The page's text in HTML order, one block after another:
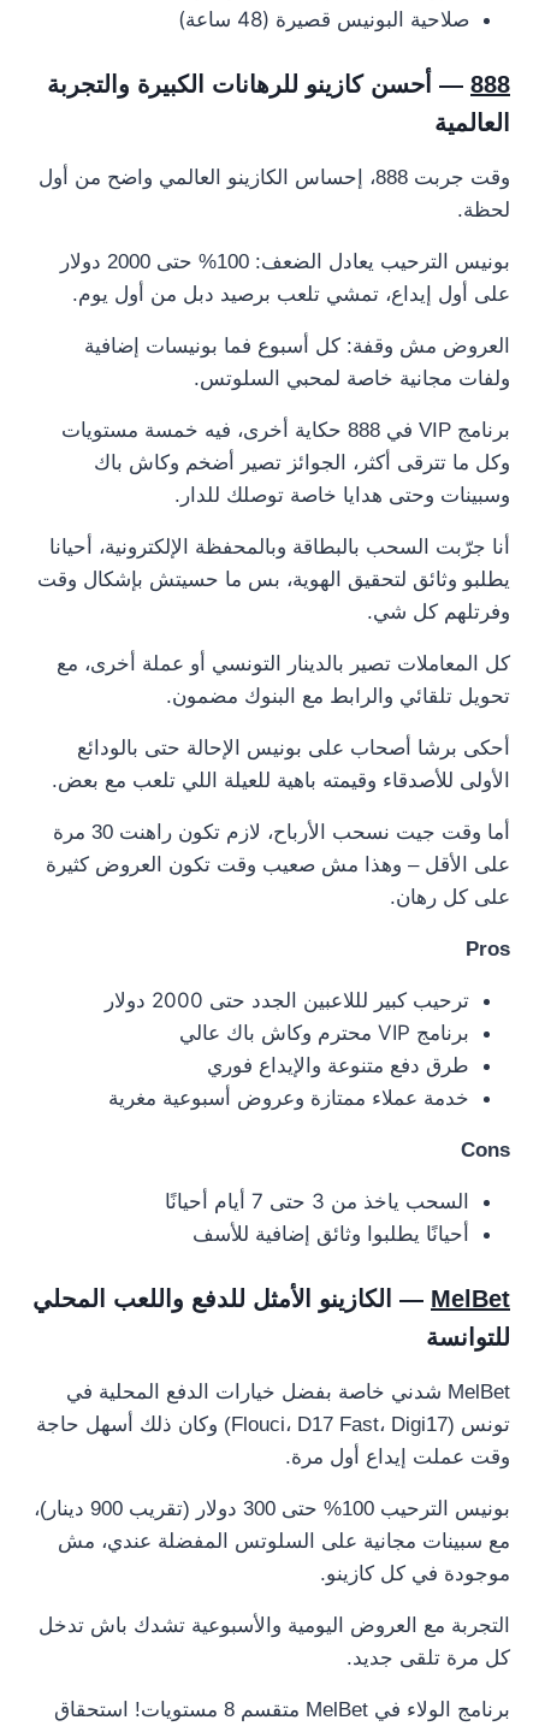
صلاحية البونيس قصيرة (48 ساعة)
888 — أحسن كازينو للرهانات الكبيرة والتجربة
العالمية
وقت جربت 888، إحساس الكازينو العالمي واضح من أول
لحظة.
بونيس الترحيب يعادل الضعف: 100% حتى 2000 دولار
على أول إيداع، تمشي تلعب برصيد دبل من أول يوم.
العروض مش وقفة: كل أسبوع فما بونيسات إضافية
ولفات مجانية خاصة لمحبي السلوتس.
برنامج VIP في 888 حكاية أخرى، فيه خمسة مستويات
وكل ما تترقى أكثر، الجوائز تصير أضخم وكاش باك
وسبينات وحتى هدايا خاصة توصلك للدار.
أنا جرّبت السحب بالبطاقة وبالمحفظة الإلكترونية، أحيانا
يطلبو وثائق لتحقيق الهوية، بس ما حسيتش بإشكال وقت
وفرتلهم كل شي.
كل المعاملات تصير بالدينار التونسي أو عملة أخرى، مع
تحويل تلقائي والرابط مع البنوك مضمون.
أحكى برشا أصحاب على بونيس الإحالة حتى بالودائع
الأولى للأصدقاء وقيمته باهية للعيلة اللي تلعب مع بعض.
أما وقت جيت نسحب الأرباح، لازم تكون راهنت 30 مرة
على الأقل – وهذا مش صعيب وقت تكون العروض كثيرة
على كل رهان.
Pros
ترحيب كبير لللاعبين الجدد حتى 2000 دولار
برنامج VIP محترم وكاش باك عالي
طرق دفع متنوعة والإيداع فوري
خدمة عملاء ممتازة وعروض أسبوعية مغرية
Cons
السحب ياخذ من 3 حتى 7 أيام أحيانًا
أحيانًا يطلبوا وثائق إضافية للأسف
MelBet — الكازينو الأمثل للدفع واللعب المحلي
للتوانسة
MelBet شدني خاصة بفضل خيارات الدفع المحلية في
تونس (Flouci، D17 Fast، Digi17) وكان ذلك أسهل حاجة
وقت عملت إيداع أول مرة.
بونيس الترحيب 100% حتى 300 دولار (تقريب 900 دينار)،
مع سبينات مجانية على السلوتس المفضلة عندي، مش
موجودة في كل كازينو.
التجربة مع العروض اليومية والأسبوعية تشدك باش تدخل
كل مرة تلقى جديد.
برنامج الولاء في MelBet متقسم 8 مستويات! استحقاق